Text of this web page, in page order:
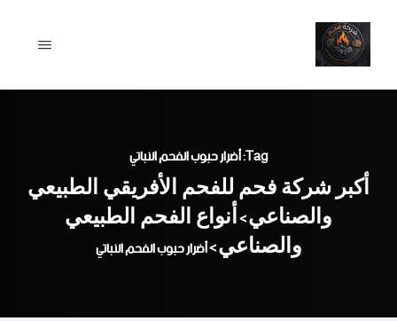
content
Tag: أضرار حبوب الفحم النباتي
أكبر شركة فحم للفحم الأفريقي الطبيعي
والصناعي>أنواع الفحم الطبيعي
والصناعي>أضرار حبوب الفحم النباتي